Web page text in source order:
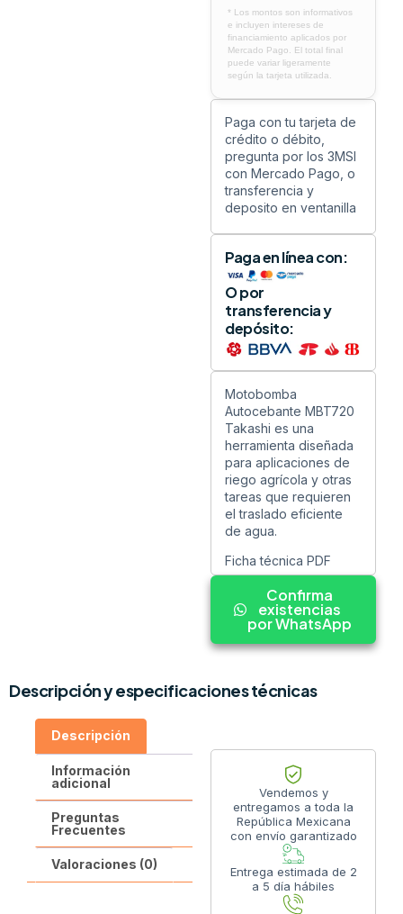
* Los montos son informativos
e incluyen intereses de
financiamiento aplicados por
Mercado Pago. El total final
puede variar ligeramente
según la tarjeta utilizada.
Paga con tu tarjeta de
crédito o débito,
pregunta por los 3MSI
con Mercado Pago, o
transferencia y
deposito en ventanilla
Paga en línea con:
O por
transferencia y
depósito:
Motobomba
Autocebante MBT720
Takashi es una
herramienta diseñada
para aplicaciones de
riego agrícola y otras
tareas que requieren
el traslado eficiente
de agua.
Ficha técnica PDF
Confirma
existencias
por WhatsApp
Descripción y especificaciones técnicas
Descripción
Información
adicional
Preguntas
Frecuentes
Valoraciones (0)
Vendemos y
entregamos a toda la
República Mexicana
con envío garantizado
Entrega estimada de 2
a 5 día hábiles